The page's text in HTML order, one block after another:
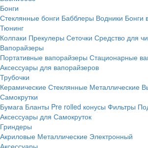
Бонги
Стеклянные бонги Бабблеры Водники Бонги
Тюнинг
Колпаки Прекулеры Сеточки Средство для
Вапорайзеры
Портативные вапорайзеры Стационарные
Аксессуары для вапорайзеров
Трубочки
Керамические Стеклянные Металлические
Самокрутки
Бумага Бланты Pre rolled конусы Фильтры
Аксессуары для Самокруток
Гриндеры
Акриловые Металлические Электронный
Аксессуары